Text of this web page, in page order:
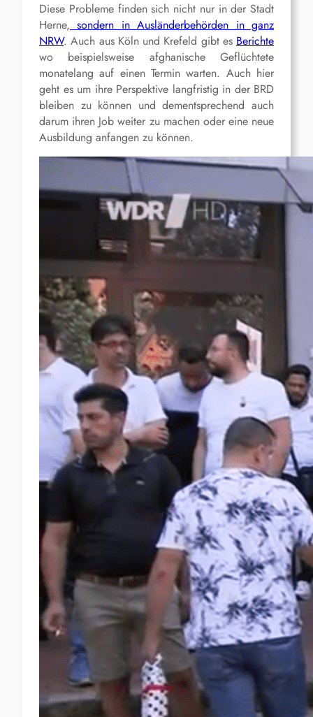
Diese Probleme finden sich nicht nur in der Stadt
Herne, sondern in Ausländerbehörden in ganz
NRW. Auch aus Köln und Krefeld gibt es Berichte
wo beispielsweise afghanische Geflüchtete
monatelang auf einen Termin warten. Auch hier
geht es um ihre Perspektive langfristig in der BRD
bleiben zu können und dementsprechend auch
darum ihren Job weiter zu machen oder eine neue
Ausbildung anfangen zu können.